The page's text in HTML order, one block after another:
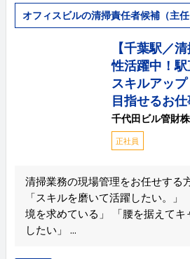
オフィスビルの清掃責任者候補（主任
【千葉駅／
性活躍中！駅
スキルアッ
目指せるお
千代田ビル管財
正社員
清掃業務の現場管理をお任せする
「スキルを磨いて活躍したい。」
境を求めている」 「腰を据えてキ
したい」 ...